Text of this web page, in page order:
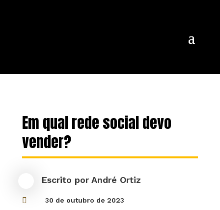
Em qual rede social devo
vender?
Escrito por André Ortiz
 30 de outubro de 2023